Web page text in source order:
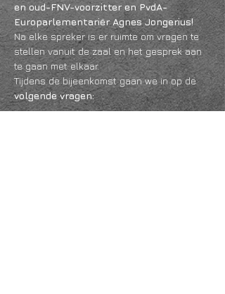
en oud-FNV-voorzitter en PvdA-
Europarlementariër Agnes Jongerius!
Na elke spreker is er ruimte om vragen te
stellen vanuit de zaal en het gesprek aan
te gaan met elkaar.
Tijdens de bijeenkomst gaan we in op de
volgende vragen: